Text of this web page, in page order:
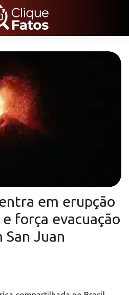
em erupção
força evacuação
Juan